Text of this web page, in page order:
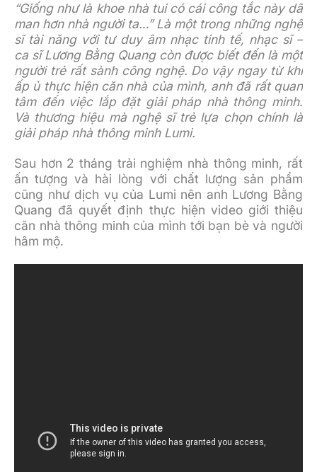
“Giống như là khoe nhà tui có cái công tắc này dã
man hơn nhà người ta…” Là một trong những nghệ
sĩ tài năng với tư duy âm nhạc tinh tế, nhạc sĩ –
ca sĩ Lương Bằng Quang còn được biết đến là một
người trẻ rất sành công nghệ. Do vậy ngay từ khi
ấp ủ thực hiện căn nhà của mình, anh đã rất quan
tâm đến việc lắp đặt giải pháp nhà thông minh.
Và thương hiệu mà nghệ sĩ trẻ lựa chọn chính là
giải pháp nhà thông minh Lumi.
Sau hơn 2 tháng trải nghiệm nhà thông minh, rất
ấn tượng và hài lòng với chất lượng sản phẩm
cũng như dịch vụ của Lumi nên anh Lương Bằng
Quang đã quyết định thực hiện video giới thiệu
căn nhà thông minh của mình tới bạn bè và người
hâm mộ.